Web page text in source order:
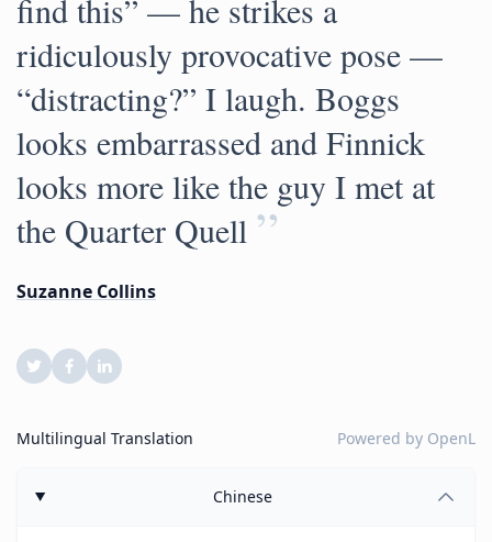
find this” — he strikes a
ridiculously provocative pose —
“distracting?” I laugh. Boggs
looks embarrassed and Finnick
looks more like the guy I met at
the Quarter Quell ”
Suzanne Collins
Multilingual Translation Powered by OpenL
Chinese